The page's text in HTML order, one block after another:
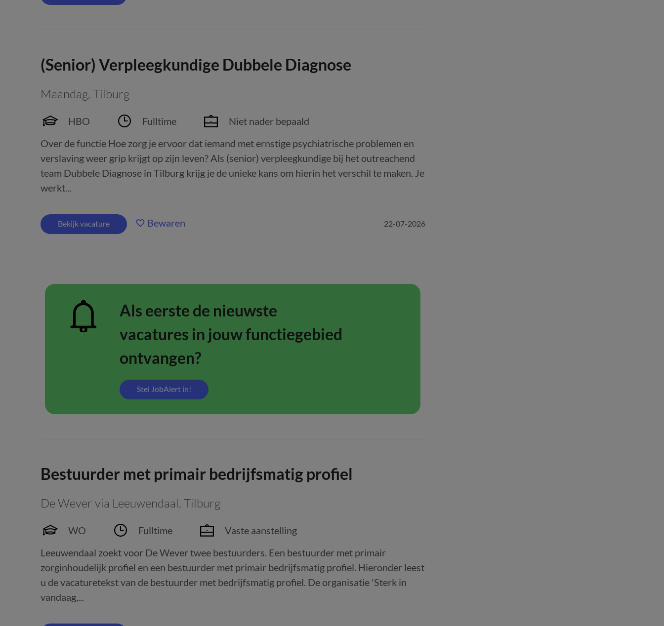
(Senior) Verpleegkundige Dubbele Diagnose
Maandag, Tilburg
HBO Fulltime
Niet nader bepaald
Over de functie Hoe zorg je ervoor dat iemand met ernstige psychiatrische problemen en
verslaving weer grip krijgt op zijn leven? Als (senior) verpleegkundige bij het outreachend
team Dubbele Diagnose in Tilburg krijg je de unieke kans om hierin het verschil te maken. Je
werkt...
Bekijk vacature Bewaren 22-07-2026
Als eerste de nieuwste
vacatures in jouw functiegebied
ontvangen?
Stel JobAlert in!
Bestuurder met primair bedrijfsmatig profiel
De Wever via Leeuwendaal, Tilburg
WO Fulltime
Vaste aanstelling
Leeuwendaal zoekt voor De Wever twee bestuurders. Een bestuurder met primair
zorginhoudelijk profiel en een bestuurder met primair bedrijfsmatig profiel. Hieronder leest
u de vacaturetekst van de bestuurder met bedrijfsmatig profiel. De organisatie 'Sterk in
vandaag,...